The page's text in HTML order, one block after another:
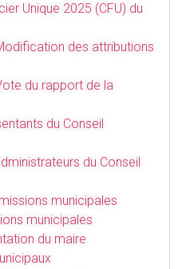
Unique 2025 (CFU) du
des attributions
du rapport de la
du Conseil
du Conseil
municipales
municipales
du maire